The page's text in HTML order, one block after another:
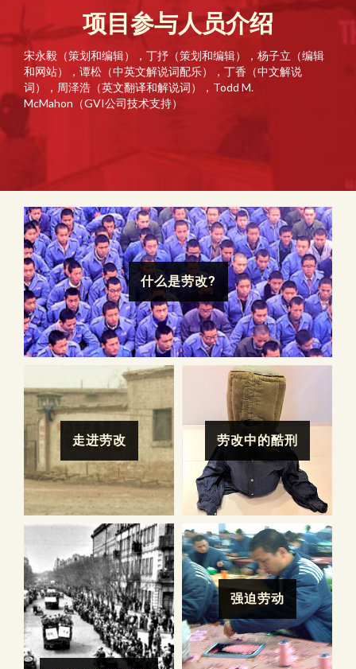
项目参与人员介绍
宋永毅（策划和编辑），丁抒（策划和编辑），杨子立（编辑
和网站），谭松（中英文解说词配乐），丁香（中文解说
词），周泽浩（英文翻译和解说词），Todd M.
McMahon（GVI公司技术支持）
什么是劳改?
走进劳改 劳改中的酷刑
强迫劳动